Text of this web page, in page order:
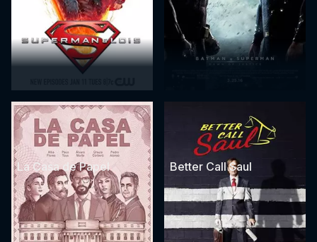
La Casa de Papel Better Call Saul